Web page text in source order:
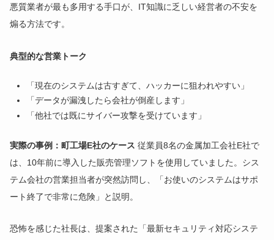
悪質業者が最も多用する手口が、IT知識に乏しい経営者の不安を
煽る方法です。
典型的な営業トーク
「現在のシステムは古すぎて、ハッカーに狙われやすい」
「データが漏洩したら会社が倒産します」
「他社では既にサイバー攻撃を受けています」
実際の事例：町工場E社のケース 従業員8名の金属加工会社E社で
は、10年前に導入した販売管理ソフトを使用していました。シス
テム会社の営業担当者が突然訪問し、「お使いのシステムはサポ
ート終了で非常に危険」と説明。
恐怖を感じた社長は、提案された「最新セキュリティ対応システ